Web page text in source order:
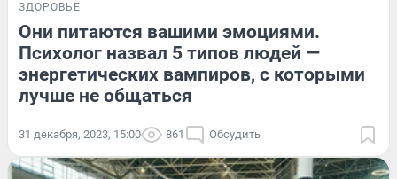
ЗДОРОВЬЕ
Они питаются вашими эмоциями.
Психолог назвал 5 типов людей —
энергетических вампиров, с которыми
лучше не общаться
31 декабря, 2023, 15:00 861 Обсудить